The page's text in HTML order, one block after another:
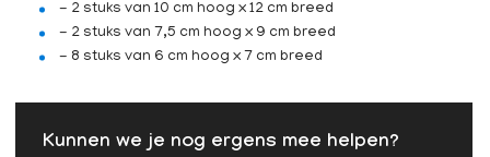
- 2 stuks van 10 cm hoog x 12 cm breed
- 2 stuks van 7,5 cm hoog x 9 cm breed
- 8 stuks van 6 cm hoog x 7 cm breed
Kunnen we je nog ergens mee helpen?